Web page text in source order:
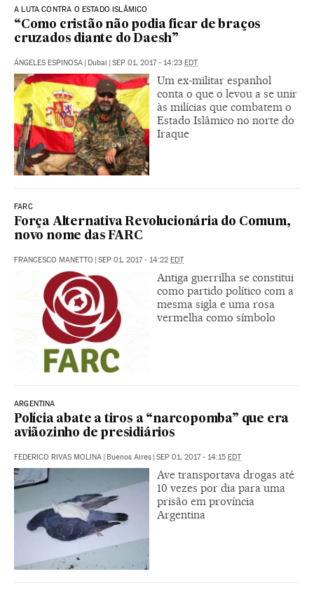
A LUTA CONTRA O ESTADO ISLÂMICO
“Como cristão não podia ficar de braços
cruzados diante do Daesh”
ÁNGELES ESPINOSA | Dubai | SEP 01, 2017 - 14:23 EDT
Um ex-militar espanhol
conta o que o levou a se unir
às milícias que combatem o
Estado Islâmico no norte do
Iraque
FARC
Força Alternativa Revolucionária do Comum,
novo nome das FARC
FRANCESCO MANETTO | SEP 01, 2017 - 14:22 EDT
Antiga guerrilha se constitui
como partido político com a
mesma sigla e uma rosa
vermelha como símbolo
ARGENTINA
Polícia abate a tiros a “narcopomba” que era
aviãozinho de presidiários
FEDERICO RIVAS MOLINA | Buenos Aires | SEP 01, 2017 - 14:15 EDT
Ave transportava drogas até
10 vezes por dia para uma
prisão em província
Argentina